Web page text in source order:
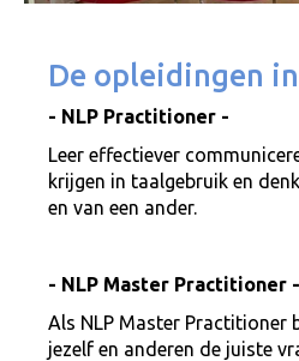
De opleidingen
- NLP Practitioner -
Leer effectiever
krijgen in taalgebruik en
en van een ander.
- NLP Master Practitioner -
Als NLP Master Practitioner
jezelf en anderen de juiste